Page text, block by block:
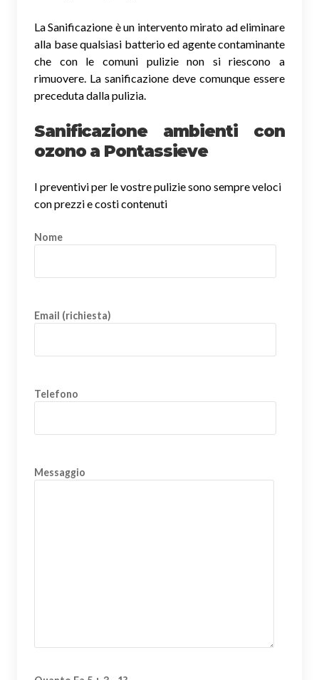
La Sanificazione è un intervento mirato ad eliminare
alla base qualsiasi batterio ed agente contaminante
che con le comuni pulizie non si riescono a
rimuovere. La sanificazione deve comunque essere
preceduta dalla pulizia.
Sanificazione ambienti con
ozono a Pontassieve
I preventivi per le vostre pulizie sono sempre veloci
con prezzi e costi contenuti
Nome
Email (richiesta)
Telefono
Messaggio